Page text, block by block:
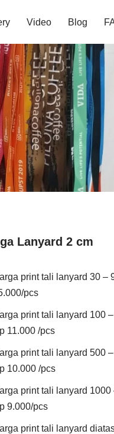
Video Blog
Lanyard 2 cm
print tali lanyard 30 –
pcs
print tali lanyard 100
11.000 /pcs
print tali lanyard 500
10.000 /pcs
print tali lanyard 1000
9.000/pcs
print tali lanyard